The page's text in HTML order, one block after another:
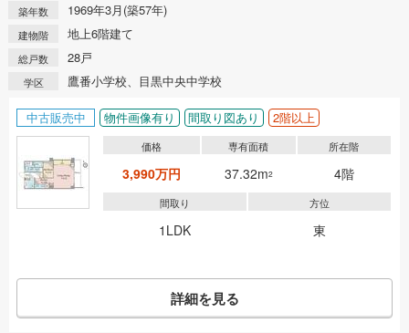
築年数 1969年3月(築57年)
建物階 地上6階建て
総戸数 28戸
学区 鷹番小学校、目黒中央中学校
中古販売中 物件画像有り 間取り図あり 2階以上
価格
3,990万円
専有面積
37.32m2
所在階
4階
間取り
1LDK
方位
東
詳細を見る